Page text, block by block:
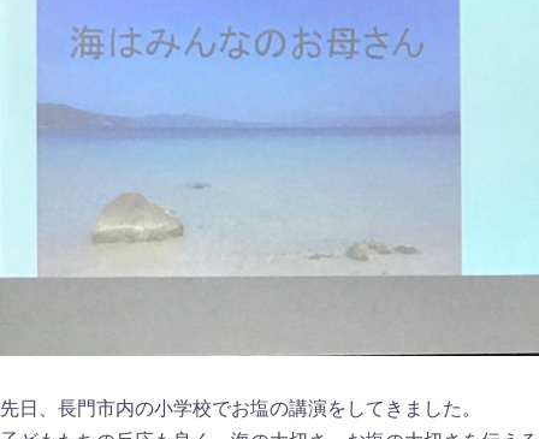
先日、長門市内の小学校でお塩の講演をしてきました。